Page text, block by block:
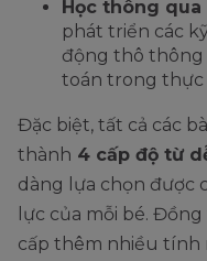
Học thông
phát triển các
động thô thông
toán trong thực
Đặc biệt, tất cả các
thành 4 cấp độ từ
dàng lựa chọn được
lực của mỗi bé.
cấp thêm nhiều